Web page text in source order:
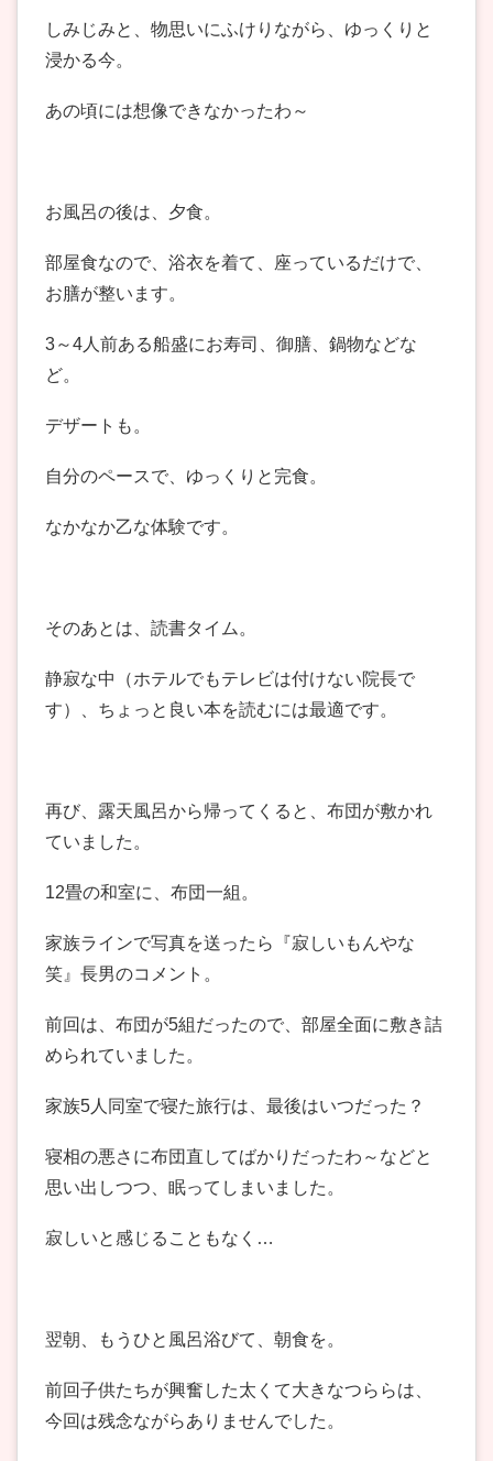
しみじみと、物思いにふけりながら、ゆっくりと
浸かる今。
あの頃には想像できなかったわ～
お風呂の後は、夕食。
部屋食なので、浴衣を着て、座っているだけで、
お膳が整います。
3～4人前ある船盛にお寿司、御膳、鍋物などな
ど。
デザートも。
自分のペースで、ゆっくりと完食。
なかなか乙な体験です。
そのあとは、読書タイム。
静寂な中（ホテルでもテレビは付けない院長で
す）、ちょっと良い本を読むには最適です。
再び、露天風呂から帰ってくると、布団が敷かれ
ていました。
12畳の和室に、布団一組。
家族ラインで写真を送ったら『寂しいもんやな
笑』長男のコメント。
前回は、布団が5組だったので、部屋全面に敷き詰
められていました。
家族5人同室で寝た旅行は、最後はいつだった？
寝相の悪さに布団直してばかりだったわ～などと
思い出しつつ、眠ってしまいました。
寂しいと感じることもなく…
翌朝、もうひと風呂浴びて、朝食を。
前回子供たちが興奮した太くて大きなつららは、
今回は残念ながらありませんでした。